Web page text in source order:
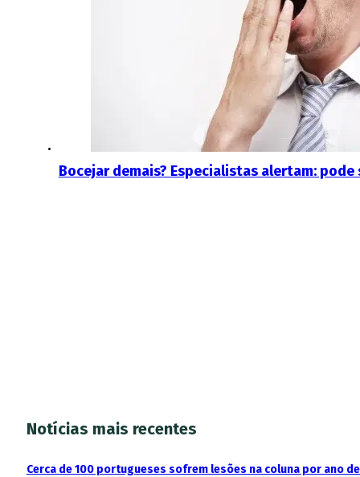
Bocejar demais? Especialistas alertam:
Notícias mais recentes
Cerca de 100 portugueses sofrem lesões na coluna por ano